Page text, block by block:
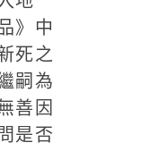
》中
死之
嗣為
善因
是否